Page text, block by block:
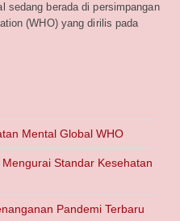
sedang berada di persimpangan
(WHO) yang dirilis pada
Mental Global WHO
Standar Kesehatan
Pandemi Terbaru